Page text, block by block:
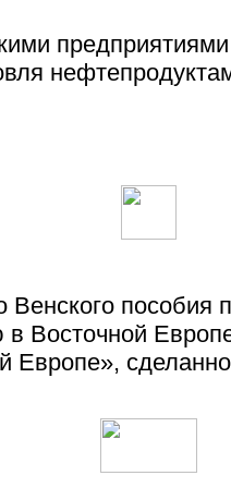
Венского пособия
в Восточной
Европе»,